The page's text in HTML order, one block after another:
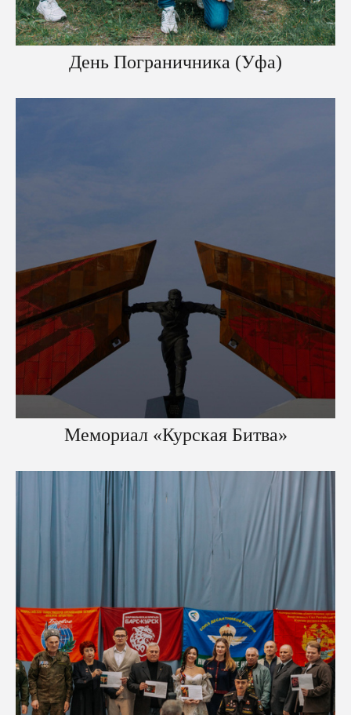
День Пограничника (Уфа)
Мемориал «Курская Битва»